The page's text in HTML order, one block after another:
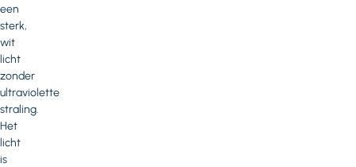
een
sterk,
wit
licht
zonder
ultraviolette
straling.
Het
licht
is